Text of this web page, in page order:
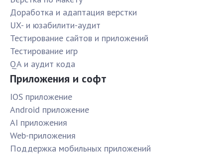
Доработка и адаптация верстки
UX- и юзабилити-аудит
Тестирование сайтов и приложений
Тестирование игр
QA и аудит кода
Приложения и софт
IOS приложение
Android приложение
AI приложения
Web-приложения
Поддержка мобильных приложений